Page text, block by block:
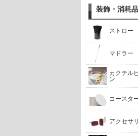
装飾・消耗品
ストロー
マドラー
カクテル
ン
コースタ
アクセサ